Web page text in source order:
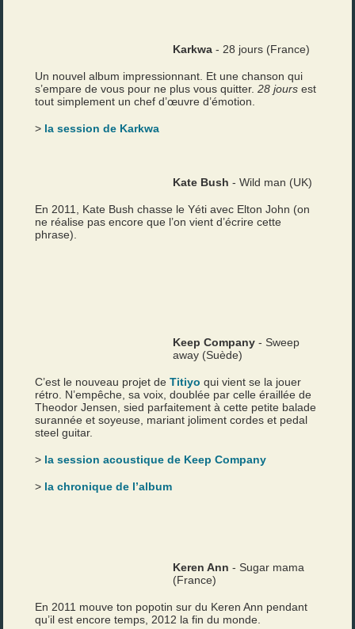
Karkwa - 28 jours (France)
Un nouvel album impressionnant. Et une chanson qui
s’empare de vous pour ne plus vous quitter.28 jours est
tout simplement un chef d’œuvre d’émotion.
> la session de Karkwa
Kate Bush - Wild man (UK)
En 2011, Kate Bush chasse le Yéti avec Elton John (on
ne réalise pas encore que l’on vient d’écrire cette
phrase).
Keep Company - Sweep
away (Suède)
C’est le nouveau projet deTitiyo qui vient se la jouer
rétro. N’empêche, sa voix, doublée par celle éraillée de
Theodor Jensen, sied parfaitement à cette petite balade
surannée et soyeuse, mariant joliment cordes et pedal
steel guitar.
> la session acoustique de Keep Company
> la chronique de l’album
Keren Ann - Sugar mama
(France)
En 2011 mouve ton popotin sur du Keren Ann pendant
qu’il est encore temps, 2012 la fin du monde.